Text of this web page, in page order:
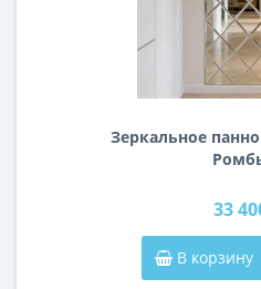
Зеркальное
33
В корзину